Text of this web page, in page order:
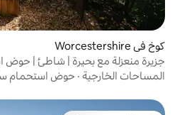
متوسط التقييم 4.97 من 5، 115 مراجعات
شاطئ | حوض استحمام ساخن
استحمام ساخن·مكيف الهواء